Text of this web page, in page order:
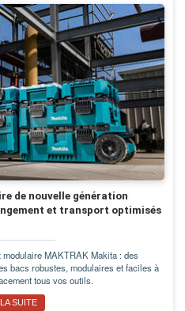
de nouvelle génération
et transport optimisés
MAKTRAK Makita : des
bacs robustes, modulaires et faciles à
tous vos outils.
SUITE